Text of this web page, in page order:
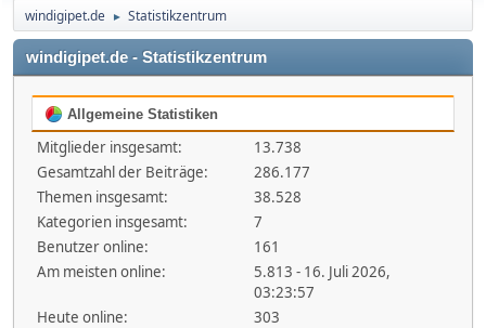
windigipet.de ► Statistikzentrum
windigipet.de - Statistikzentrum
Allgemeine Statistiken
Mitglieder insgesamt:
13.738
Gesamtzahl der Beiträge:
286.177
Themen insgesamt:
38.528
Kategorien insgesamt:
7
Benutzer online:
161
Am meisten online:
5.813 - 16. Juli 2026,
03:23:57
Heute online:
303